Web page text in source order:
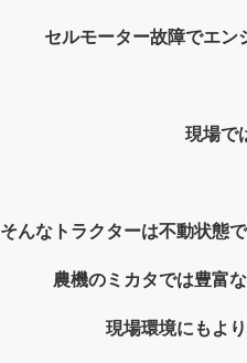
セルモーター故障でエン
現場で
そんなトラクターは不動状態
農機のミカタでは豊富
現場環境にもよ